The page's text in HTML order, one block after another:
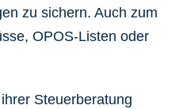
zu sichern. Auch zum
OPOS-Listen oder
Steuerberatung